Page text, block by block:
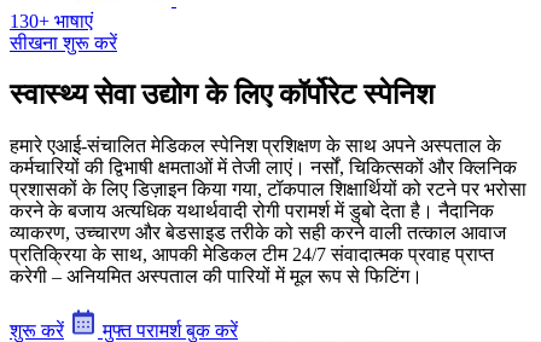
130+ भाषाएं
सीखना शुरू करें
स्वास्थ्य सेवा उद्योग के लिए कॉर्पोरेट स्पेनिश
हमारे एआई-संचालित मेडिकल स्पेनिश प्रशिक्षण के साथ अपने अस्पताल के
कर्मचारियों की द्विभाषी क्षमताओं में तेजी लाएं। नर्सों, चिकित्सकों और क्लिनिक
प्रशासकों के लिए डिज़ाइन किया गया, टॉकपाल शिक्षार्थियों को रटने पर भरोसा
करने के बजाय अत्यधिक यथार्थवादी रोगी परामर्श में डुबो देता है। नैदानिक
व्याकरण, उच्चारण और बेडसाइड तरीके को सही करने वाली तत्काल आवाज
प्रतिक्रिया के साथ, आपकी मेडिकल टीम 24/7 संवादात्मक प्रवाह प्राप्त
करेगी – अनियमित अस्पताल की पारियों में मूल रूप से फिटिंग।
शुरू करें मुफ्त परामर्श बुक करें